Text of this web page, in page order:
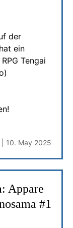
der
ein
Tengai
| 10. May 2025
Appare
#1